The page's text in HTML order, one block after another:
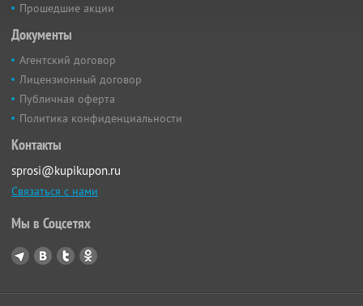
Прошедшие акции
Документы
Агентский договор
Лицензионный договор
Публичная оферта
Политика конфиденциальности
Контакты
sprosi@kupikupon.ru
Связаться с нами
Мы в Соцсетях